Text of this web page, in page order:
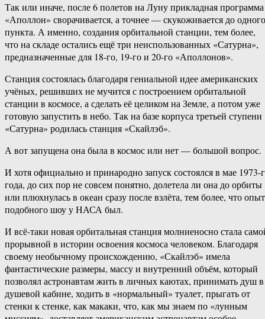
Так или иначе, после 6 полетов на Луну прикладная программа
«Аполлон» сворачивается, а точнее — скукоживается до одного
пункта. А именно, создания орбитальной станции, тем более,
что на складе остались ещё три неиспользованных «Сатурна»,
предназначенные для 18-го, 19-го и 20-го «Аполлонов».
Станция состоялась благодаря гениальной идее американских
учёных, решивших не мучится с построением орбитальной
станции в космосе, а сделать её целиком на Земле, а потом уже
готовую запустить в небо. Так на базе корпуса третьей ступени
«Сатурна» родилась станция «Скайлэб».
А вот запущена она была в космос или нет — большой вопрос.
И хотя официально и принародно запуск состоялся в мае 1973-
года, до сих пор не совсем понятно, долетела ли она до орбиты
или плюхнулась в океан сразу после взлёта, тем более, что опыт
подобного шоу у НАСА был.
И всё-таки новая орбитальная станция молниеносно стала
прорывной в истории освоения космоса человеком. Благодаря
своему необычному происхождению, «Скайлэб» имела
фантастические размеры, массу и внутренний объём, который
позволял астронавтам жить в личных каютах, принимать душ в
душевой кабине, ходить в «нормальный» туалет, прыгать от
стенки к стенке, как макаки, что, как мы знаем по «лунным